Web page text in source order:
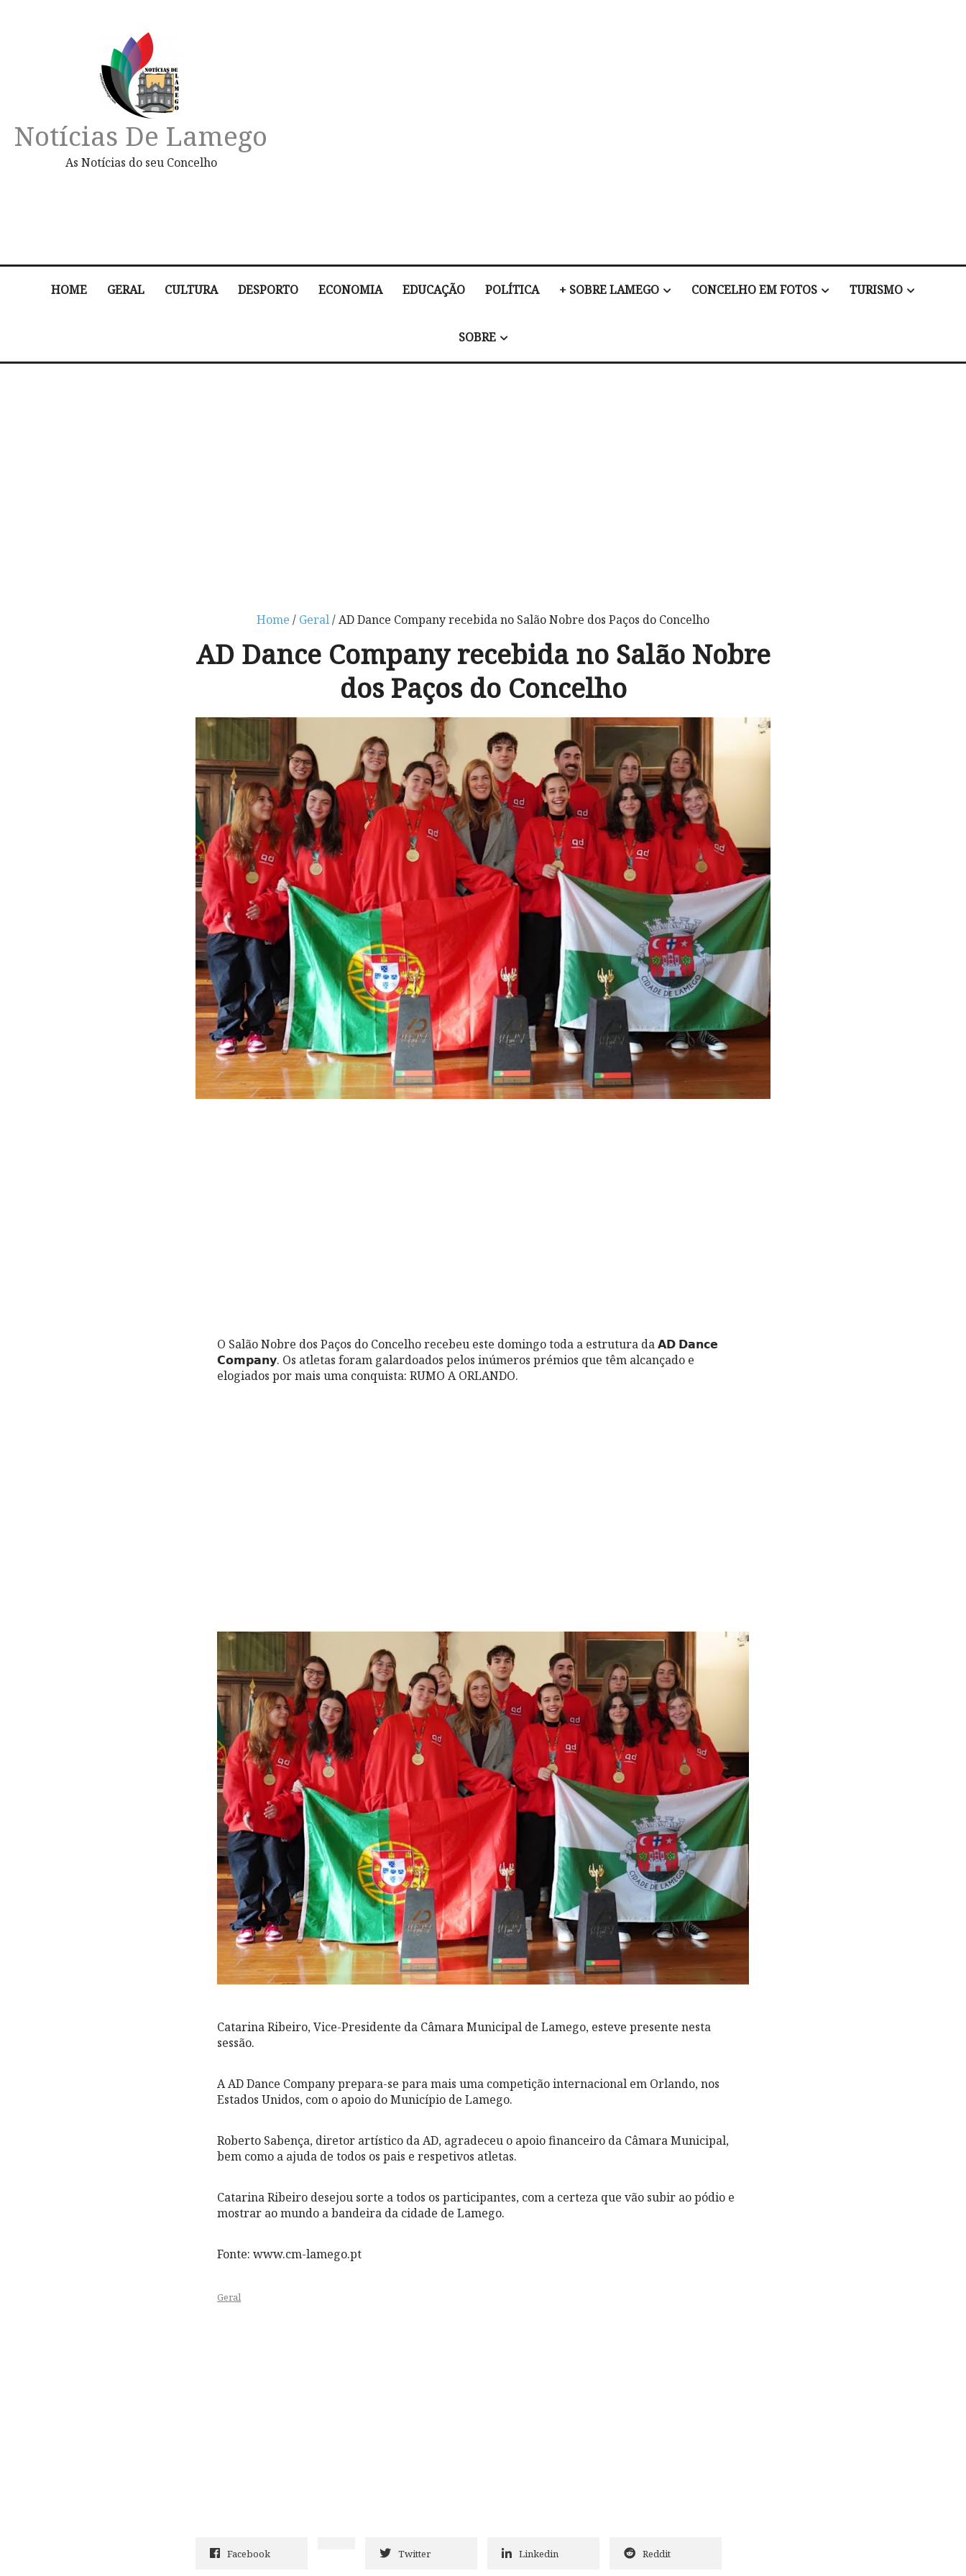
Notícias De Lamego
As Notícias do seu Concelho
HOME GERAL CULTURA DESPORTO ECONOMIA EDUCAÇÃO POLÍTICA + SOBRE LAMEGO CONCELHO EM FOTOS TURISMO
SOBRE
Home / Geral/ AD Dance Company recebida no Salão Nobre dos Paços do Concelho
AD Dance Company recebida no Salão Nobre
dos Paços do Concelho
O Salão Nobre dos Paços do Concelho recebeu este domingo toda a estrutura da 𝗔𝗗 𝗗𝗮𝗻𝗰𝗲
𝗖𝗼𝗺𝗽𝗮𝗻𝘆. Os atletas foram galardoados pelos inúmeros prémios que têm alcançado e
elogiados por mais uma conquista: RUMO A ORLANDO.
Catarina Ribeiro, Vice-Presidente da Câmara Municipal de Lamego, esteve presente nesta
sessão.
A AD Dance Company prepara-se para mais uma competição internacional em Orlando, nos
Estados Unidos, com o apoio do Município de Lamego.
Roberto Sabença, diretor artístico da AD, agradeceu o apoio financeiro da Câmara Municipal,
bem como a ajuda de todos os pais e respetivos atletas.
Catarina Ribeiro desejou sorte a todos os participantes, com a certeza que vão subir ao pódio e
mostrar ao mundo a bandeira da cidade de Lamego.
Fonte: www.cm-lamego.pt
Geral
Facebook Twitter Linkedin Reddit